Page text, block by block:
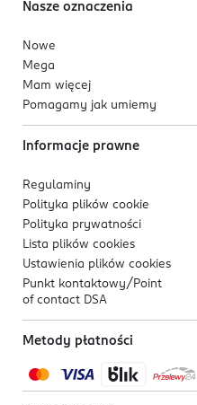
Nasze oznaczenia
Nowe
Mega
Mam więcej
Pomagamy jak umiemy
Informacje prawne
Regulaminy
Polityka plików cookie
Polityka prywatności
Lista plików cookies
Ustawienia plików cookies
Punkt kontaktowy/ Point
of contact DSA
Metody płatności